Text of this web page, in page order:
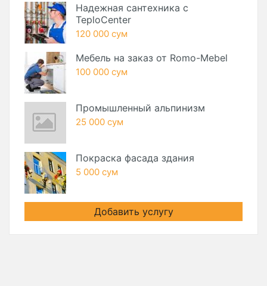
Надежная сантехника с
TeploCenter
120 000 сум
Мебель на заказ от Romo-Mebel
100 000 сум
Промышленный альпинизм
25 000 сум
Покраска фасада здания
5 000 сум
Добавить услугу